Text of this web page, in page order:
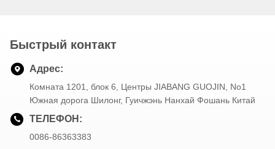
Быстрый контакт
Адрес:
Комната 1201, блок 6, Центры JIABANG GUOJIN, No1
Южная дорога Шилонг, Гуичжэнь Нанхай Фошань Китай
ТЕЛЕФОН:
0086-86363383